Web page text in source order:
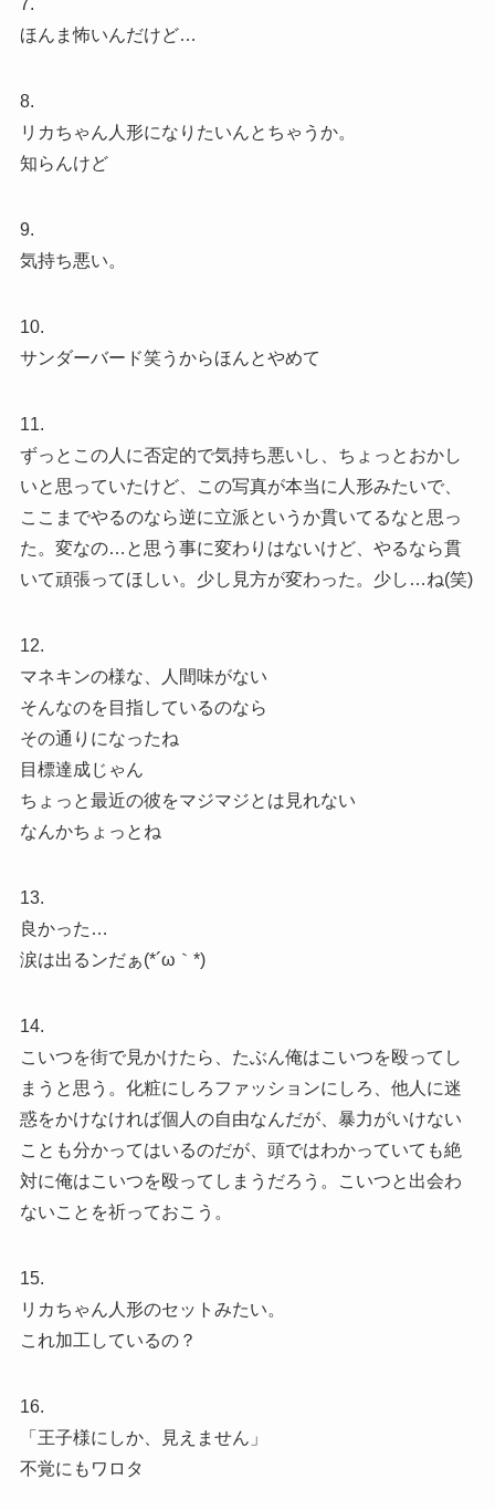
7.
ほんま怖いんだけど…
8.
リカちゃん人形になりたいんとちゃうか。
知らんけど
9.
気持ち悪い。
10.
サンダーバード笑うからほんとやめて
11.
ずっとこの人に否定的で気持ち悪いし、ちょっとおかし
いと思っていたけど、この写真が本当に人形みたいで、
ここまでやるのなら逆に立派というか貫いてるなと思っ
た。変なの…と思う事に変わりはないけど、やるなら貫
いて頑張ってほしい。少し見方が変わった。少し…ね(笑)
12.
マネキンの様な、人間味がない
そんなのを目指しているのなら
その通りになったね
目標達成じゃん
ちょっと最近の彼をマジマジとは見れない
なんかちょっとね
13.
良かった…
涙は出るンだぁ(*´ω｀*)
14.
こいつを街で見かけたら、たぶん俺はこいつを殴ってし
まうと思う。化粧にしろファッションにしろ、他人に迷
惑をかけなければ個人の自由なんだが、暴力がいけない
ことも分かってはいるのだが、頭ではわかっていても絶
対に俺はこいつを殴ってしまうだろう。こいつと出会わ
ないことを祈っておこう。
15.
リカちゃん人形のセットみたい。
これ加工しているの？
16.
「王子様にしか、見えません」
不覚にもワロタ